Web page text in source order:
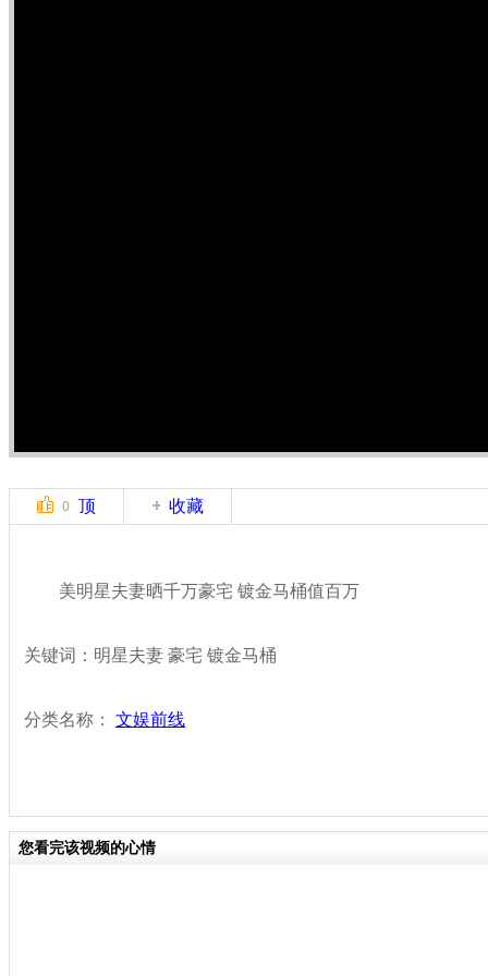
0 顶 收藏
美明星夫妻晒千万豪宅 镀金马桶值百万
关键词：明星夫妻 豪宅 镀金马桶
分类名称： 文娱前线
您看完该视频的心情